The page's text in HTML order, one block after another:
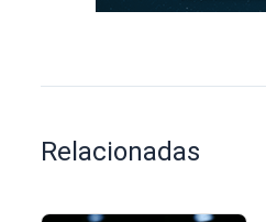
Relacionadas